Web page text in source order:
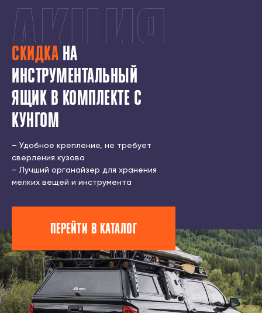
СКИДКА НА
ИНСТРУМЕНТАЛЬНЫЙ
ЯЩИК В КОМПЛЕКТЕ С
КУНГОМ
– Удобное крепление, не требует
сверления кузова
– Лучший органайзер для хранения
мелких вещей и инструмента
ПЕРЕЙТИ В КАТАЛОГ